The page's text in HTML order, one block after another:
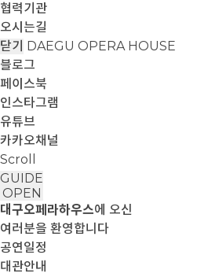
협력기관
오시는길
닫기 DAEGU OPERA HOUSE
블로그
페이스북
인스타그램
유튜브
카카오채널
Scroll
GUIDE
OPEN
대구오페라하우스에 오신
여러분을 환영합니다
공연일정
대관안내